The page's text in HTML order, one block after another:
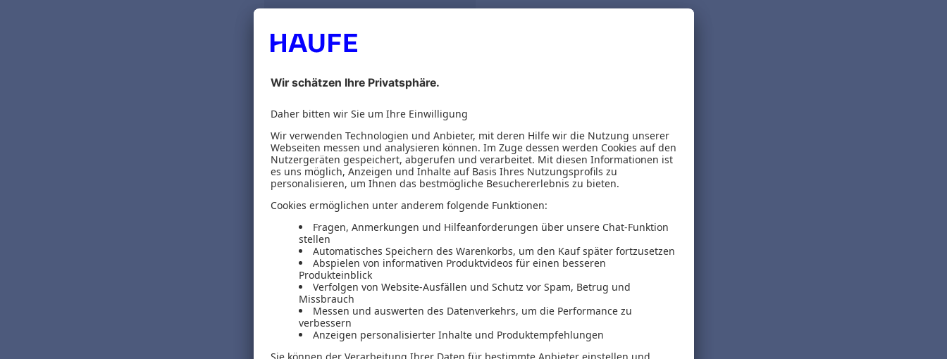
Matthias Nöllke
Vermieter
29,95 €
inkl. MwSt. 27,99 € zzgl. MwSt.
4von 4 Produkten geladen